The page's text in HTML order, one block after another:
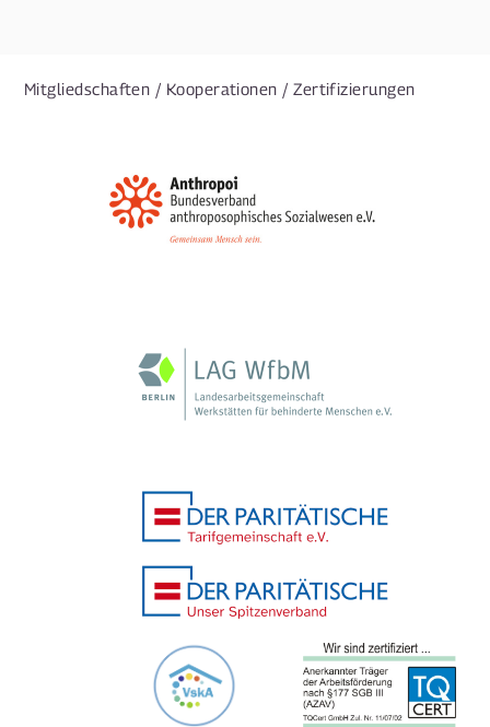
Mitgliedschaften / Kooperationen / Zertifizierungen